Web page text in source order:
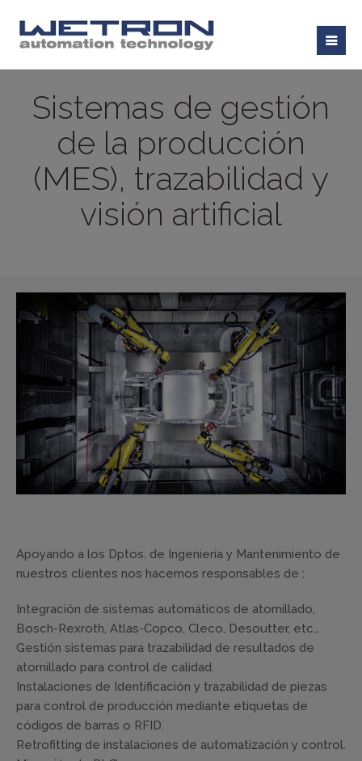
Sistemas de gestión
de la producción
(MES), trazabilidad y
visión artificial
Apoyando a los Dptos. de Ingeniería y Mantenimiento de
nuestros clientes nos hacemos responsables de :
Integración de sistemas automáticos de atornillado,
Bosch-Rexroth, Atlas-Copco, Cleco, Desoutter, etc…
Gestión sistemas para trazabilidad de resultados de
atornillado para control de calidad.
Instalaciones de Identificación y trazabilidad de piezas
para control de producción mediante etiquetas de
códigos de barras o RFID.
Retrofitting de instalaciones de automatización y control.